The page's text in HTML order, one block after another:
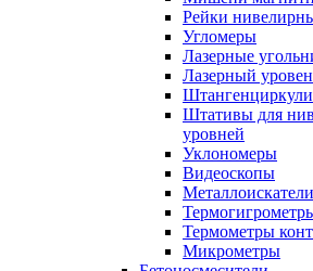
Рейки
Угломеры
Лазерные
Лазерный
Штангенциркули
Штативы для
уровней
Уклономеры
Видеоскопы
Металлоискатели
Термометры
Микрометры